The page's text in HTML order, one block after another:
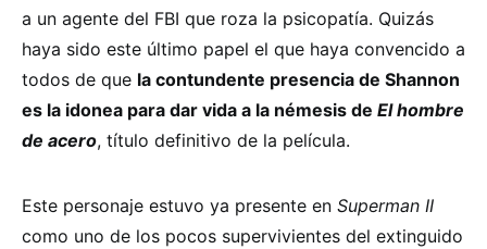
a un agente del FBI que roza la psicopatía. Quizás
haya sido este último papel el que haya convencido a
todos de que la contundente presencia de Shannon
es la idonea para dar vida a la némesis de El hombre
de acero, título definitivo de la película.
Este personaje estuvo ya presente en Superman II
como uno de los pocos supervivientes del extinguido